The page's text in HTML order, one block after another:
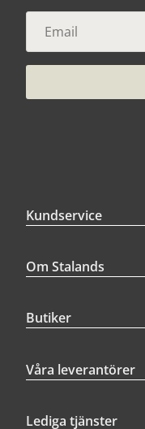
Kundservice
Om Stalands
Butiker
Våra leverantörer
Lediga tjänster